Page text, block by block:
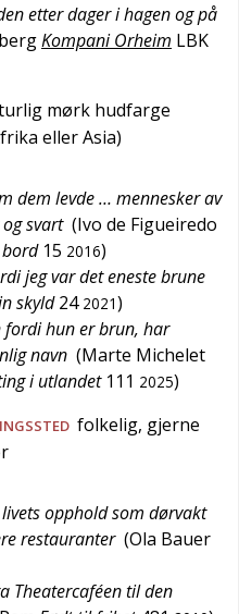
etter dager i hagen og på
Kompani Orheim LBK
mørk hudfarge
eller Asia)
dem levde … mennesker av
svart (Ivo de Figueiredo
15 2016)
jeg var det eneste brune
skyld 24 2021)
fordi hun er brun, har
navn (Marte Michelet
i utlandet 111 2025)
folkelig, gjerne
opphold som dørvakt
restauranter (Ola Bauer
Theatercaféen til den